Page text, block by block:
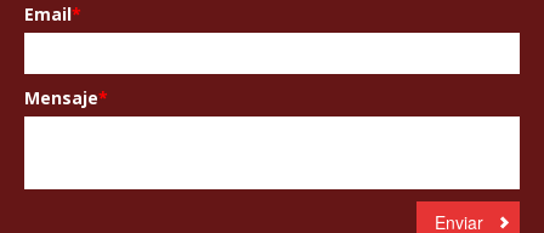
Email*
Mensaje*